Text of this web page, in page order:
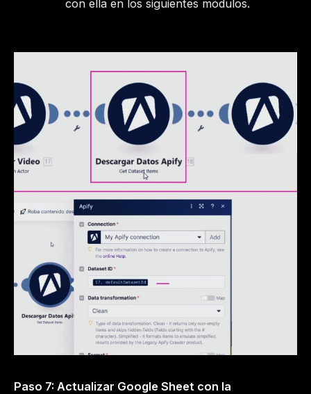
con ella en los siguientes módulos.
Paso 7: Actualizar Google Sheet con la